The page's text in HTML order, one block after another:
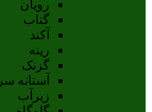
رویان
گتاب
آکند
رینه
گزنک
آستانه سرا
زیرآب